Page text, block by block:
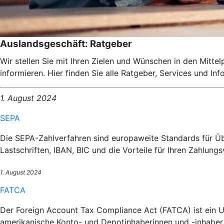
Auslandsgeschäft: Ratgeber
Wir stellen Sie mit Ihren Zielen und Wünschen in den
informieren. Hier finden Sie alle Ratgeber, Services und
1. August 2024
SEPA
Die SEPA-Zahlverfahren sind europaweite Standards für
Lastschriften, IBAN, BIC und die Vorteile für Ihren
1. August 2024
FATCA
Der Foreign Account Tax Compliance Act (FATCA) ist
amerikanische Konto- und Depotinhaberinnen und -